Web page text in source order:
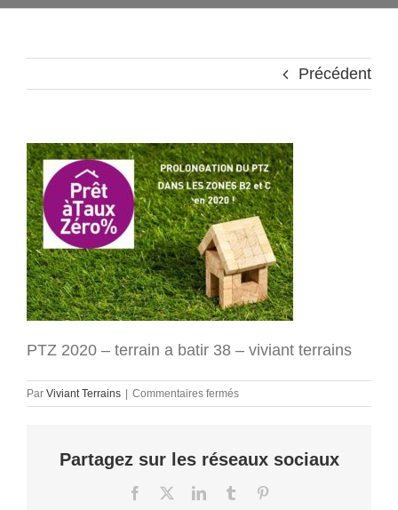
Précédent
PTZ 2020 – terrain a batir 38 – viviant terrains
Par Viviant Terrains Commentaires ferméssur
PTZ
terrain
batir
Partagez sur les réseaux sociaux
Facebook LinkedInTumblr